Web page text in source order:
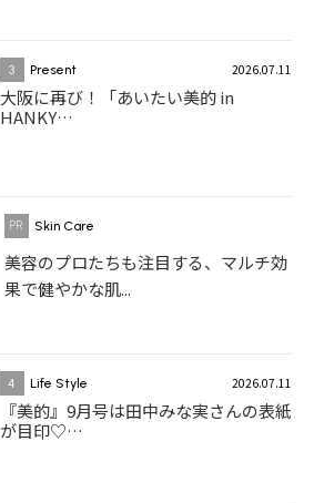
3 Present 2026.07.11
大阪に再び！「あいたい美的 in
HANKY…
Skin Care
美容のプロたちも注目する、マルチ効
果で健やかな肌...
4 Life Style 2026.07.11
『美的』9月号は田中みな実さんの表紙
が目印♡…